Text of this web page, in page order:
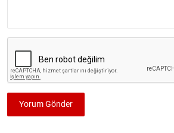
Yorum Gönder